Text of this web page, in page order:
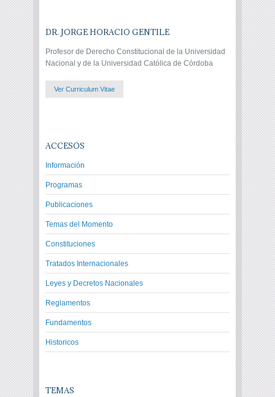
DR. JORGE HORACIO GENTILE
Profesor de Derecho Constitucional de la Universidad
Nacional y de la Universidad Católica de Córdoba
Ver Curriculum Vitae
ACCESOS
Información
Programas
Publicaciones
Temas del Momento
Constituciones
Tratados Internacionales
Leyes y Decretos Nacionales
Reglamentos
Fundamentos
Historicos
TEMAS